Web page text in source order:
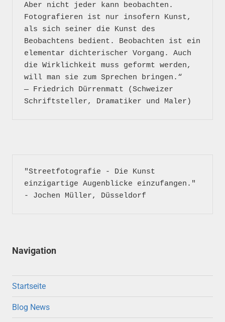
Aber nicht jeder kann beobachten.
Fotografieren ist nur insofern Kunst,
als sich seiner die Kunst des
Beobachtens bedient. Beobachten ist ein
elementar dichterischer Vorgang. Auch
die Wirklichkeit muss geformt werden,
will man sie zum Sprechen bringen.“
― Friedrich Dürrenmatt (Schweizer
"Streetfotografie - Die Kunst
einzigartige Augenblicke einzufangen."
- Jochen Müller, Düsseldorf
Navigation
Startseite
Blog News